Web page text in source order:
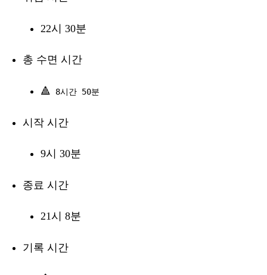
22시 30분
총 수면 시간
🔺 8시간 50분
시작 시간
9시 30분
종료 시간
21시 8분
기록 시간